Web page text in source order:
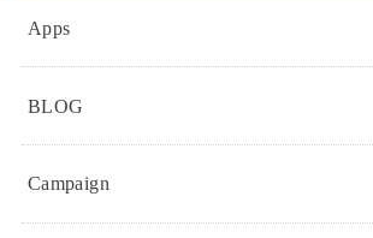
Apps
BLOG
Campaign